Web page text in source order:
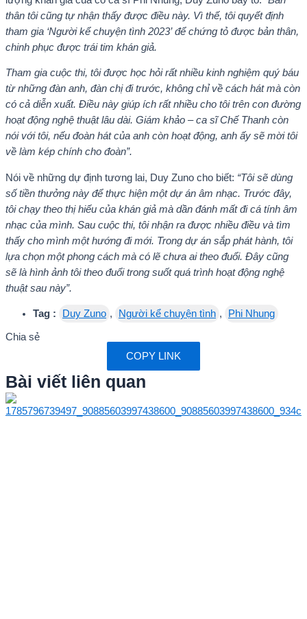
thân tôi cũng tự nhận thấy được điều này. Vì thế, tôi quyết định
tham gia ‘Người kể chuyện tình 2023’ để chứng tỏ được bản thân,
chinh phục được trái tim khán giả.
Tham gia cuộc thi, tôi được học hỏi rất nhiều kinh nghiệm quý báu
từ những đàn anh, đàn chị đi trước, không chỉ về cách hát mà còn
có cả diễn xuất. Điều này giúp ích rất nhiều cho tôi trên con đường
hoạt động nghệ thuật lâu dài. Giám khảo – ca sĩ Chế Thanh còn
nói với tôi, nếu đoàn hát của anh còn hoạt động, anh ấy sẽ mời tôi
về làm kép chính cho đoàn”.
Nói về những dự định tương lai, Duy Zuno cho biết: “Tôi sẽ dùng
số tiền thưởng này để thực hiện một dự án âm nhạc. Trước đây,
tôi chạy theo thị hiếu của khán giả mà dần đánh mất đi cá tính âm
nhạc của mình. Sau cuộc thi, tôi nhận ra được nhiều điều và tìm
thấy cho mình một hướng đi mới. Trong dự án sắp phát hành, tôi
lựa chọn một phong cách mà có lẽ chưa ai theo đuổi. Đây cũng
sẽ là hình ảnh tôi theo đuổi trong suốt quá trình hoạt động nghệ
thuật sau này”.
Tag : Duy Zuno , Người kể chuyện tình , Phi Nhung
Chia sẻ
COPY LINK
Bài viết liên quan